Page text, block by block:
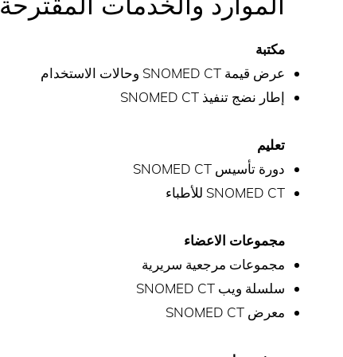
مكتبة
عرض قيمة SNOMED CT وحالات الاستخدام
إطار نضج تنفيذ SNOMED CT
تعليم
دورة تأسيس SNOMED CT
SNOMED CT للأطباء
مجموعات الاعضاء
مجموعات مرجعية سريرية
سلسلة ويب SNOMED CT
معرض SNOMED CT